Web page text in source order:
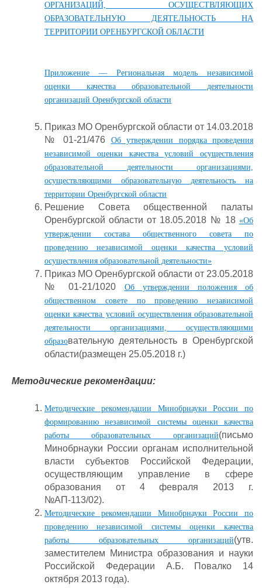
ОРГАНИЗАЦИЙ, ОСУЩЕСТВЛЯЮЩИХ
ОБРАЗОВАТЕЛЬНУЮ ДЕЯТЕЛЬНОСТЬ НА
ТЕРРИТОРИИ ОРЕНБУРГСКОЙ ОБЛАСТИ
Приложение — Региональная модель независимой
оценки качества образовательной деятельности
организаций Оренбургской области
Приказ МО Оренбургской области от 14.03.2018
№ 01-21/476 Об утверждении порядка проведения
независимой оценки качества условий осуществления
образовательной деятельности организациями,
осуществляющими образовательную деятельность на
территории Оренбургской области
Решение Совета общественной палаты
Оренбургской области от 18.05.2018 № 18 «Об
утверждении состава общественного совета по
проведению независимой оценки качества условий
осуществления образовательной деятельности»
Приказ МО Оренбургской области от 23.05.2018
№ 01-21/1020 Об утверждении положения об
общественном совете по проведению независимой
оценки качества условий осуществления образовательной
деятельности организациями, осуществляющими
образовательную деятельность в Оренбургской
области(размещен 25.05.2018 г.)
Методические рекомендации:
Методические рекомендации Минобрнауки России по
формированию независимой системы оценки качества
работы образовательных организаций(письмо
Минобрнауки России органам исполнительной
власти субъектов Российской Федерации,
осуществляющим управление в сфере
образования от 4 февраля 2013 г.
№АП-113/02).
Методические рекомендации Минобрнауки России по
проведению независимой системы оценки качества
работы образовательных организаций(утв.
заместителем Министра образования и науки
Российской Федерации А.Б. Повалко 14
октября 2013 года).